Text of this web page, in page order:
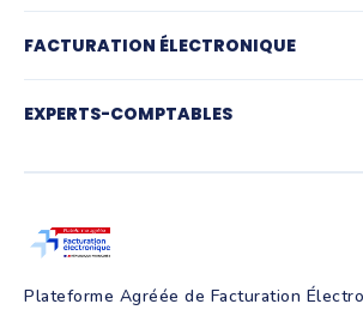
Logiciel de devis
Gestion des achats
Parrainage
FACTURATION ÉLECTRONIQUE
Plateforme agréée de facturation
EXPERTS-COMPTABLES
Facture électronique
Création d'entreprise
Programmes de formation
Plateforme Agréée de Facturation